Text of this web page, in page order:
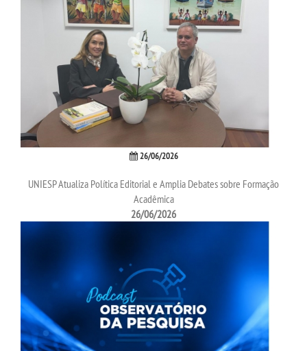
26/06/2026
UNIESP Atualiza Política Editorial e Amplia Debates sobre Formação
Acadêmica
26/06/2026